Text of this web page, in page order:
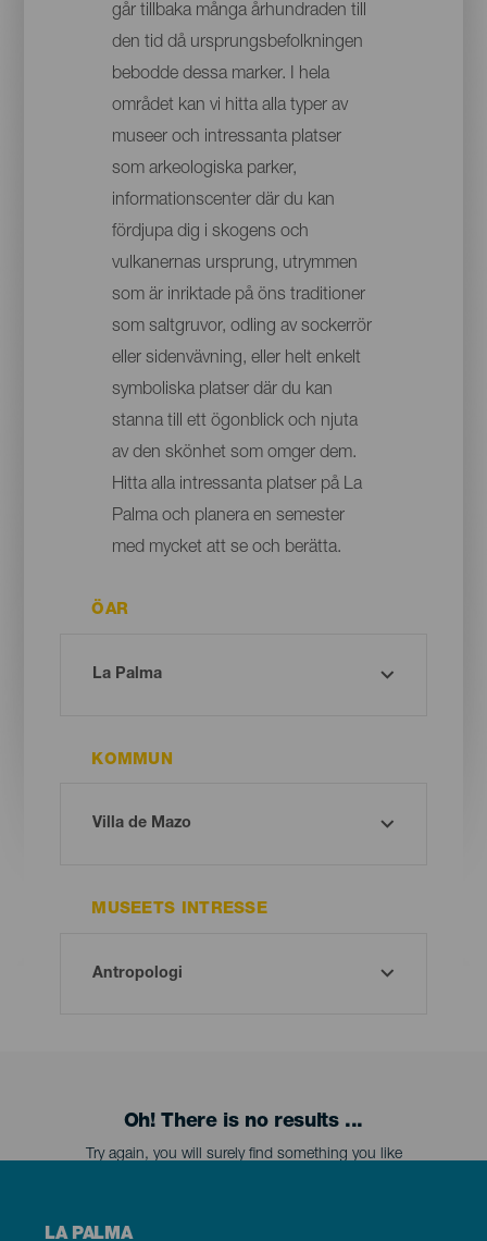
går tillbaka många århundraden till
den tid då ursprungsbefolkningen
bebodde dessa marker. I hela
området kan vi hitta alla typer av
museer och intressanta platser
som arkeologiska parker,
informationscenter där du kan
fördjupa dig i skogens och
vulkanernas ursprung, utrymmen
som är inriktade på öns traditioner
som saltgruvor, odling av sockerrör
eller sidenvävning, eller helt enkelt
symboliska platser där du kan
stanna till ett ögonblick och njuta
av den skönhet som omger dem.
Hitta alla intressanta platser på La
Palma och planera en semester
med mycket att se och berätta.
ÖAR
KOMMUN
MUSEETS INTRESSE
Oh! There is no results ...
Try again, you will surely find something you like
Menú
LA PALMA